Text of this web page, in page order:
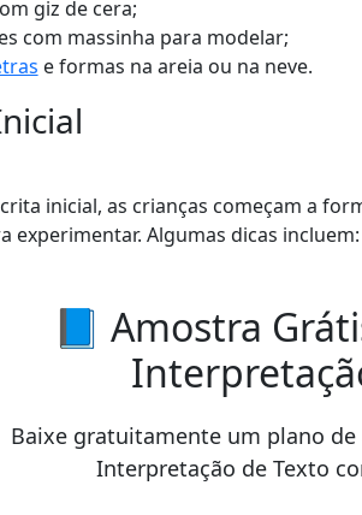
giz de cera;
com massinha para modelar;
e formas na areia ou na neve.
inicial, as crianças começam a
experimentar. Algumas dicas incluem:
📘 Amostra
Baixe gratuitamente um plano
Interpretação de Texto